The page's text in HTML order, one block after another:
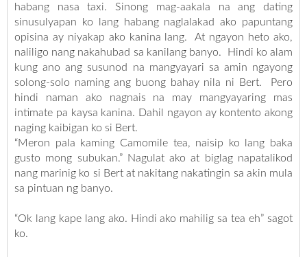
habang nasa taxi. Sinong mag-aakala na ang dating
sinusulyapan ko lang habang naglalakad ako papuntang
opisina ay niyakap ako kanina lang. At ngayon heto ako,
naliligo nang nakahubad sa kanilang banyo. Hindi ko alam
kung ano ang susunod na mangyayari sa amin ngayong
solong-solo naming ang buong bahay nila ni Bert. Pero
hindi naman ako nagnais na may mangyayaring mas
intimate pa kaysa kanina. Dahil ngayon ay kontento akong
naging kaibigan ko si Bert.
“Meron pala kaming Camomile tea, naisip ko lang baka
gusto mong subukan.” Nagulat ako at biglag napatalikod
nang marinig ko si Bert at nakitang nakatingin sa akin mula
sa pintuan ng banyo.
“Ok lang kape lang ako. Hindi ako mahilig sa tea eh” sagot
ko.